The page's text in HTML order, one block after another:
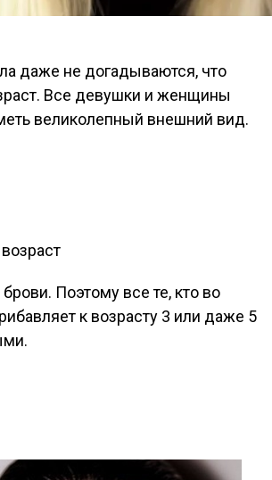
даже не догадываются, что
Все девушки и женщины
великолепный внешний вид.
Поэтому все те, кто во
к возрасту 3 или даже 5